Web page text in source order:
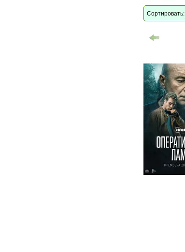
Сортировать: